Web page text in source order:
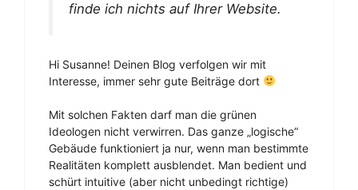
finde ich nichts auf Ihrer Website.
Hi Susanne! Deinen Blog verfolgen wir mit
Interesse, immer sehr gute Beiträge dort
Mit solchen Fakten darf man die grünen
Ideologen nicht verwirren. Das ganze „logische“
Gebäude funktioniert ja nur, wenn man bestimmte
Realitäten komplett ausblendet. Man bedient und
schürt intuitive (aber nicht unbedingt richtige)